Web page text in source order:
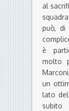
al
può, di
è
molto
un
lato
subito